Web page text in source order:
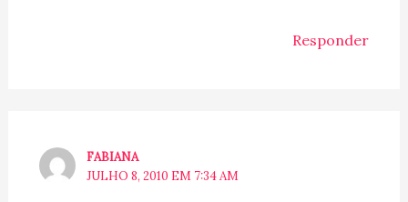
Responder
FABIANA
JULHO 8, 2010 EM 7:34 AM